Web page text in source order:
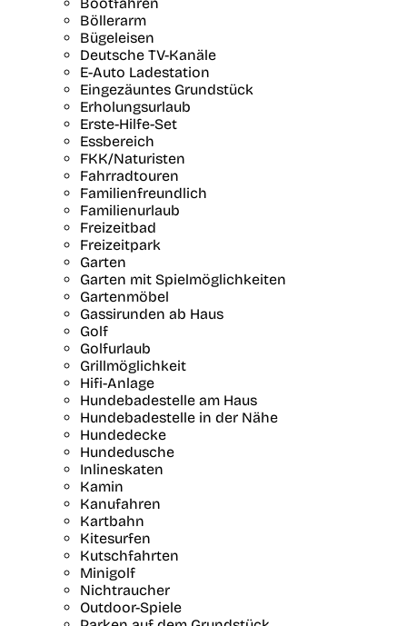
Böllerarm
Bügeleisen
Deutsche TV-Kanäle
E-Auto Ladestation
Eingezäuntes Grundstück
Erholungsurlaub
Erste-Hilfe-Set
Essbereich
FKK/Naturisten
Fahrradtouren
Familienfreundlich
Familienurlaub
Freizeitbad
Freizeitpark
Garten
Garten mit Spielmöglichkeiten
Gartenmöbel
Gassirunden ab Haus
Golf
Golfurlaub
Grillmöglichkeit
Hifi-Anlage
Hundebadestelle am Haus
Hundebadestelle in der Nähe
Hundedecke
Hundedusche
Inlineskaten
Kamin
Kanufahren
Kartbahn
Kitesurfen
Kutschfahrten
Minigolf
Nichtraucher
Outdoor-Spiele